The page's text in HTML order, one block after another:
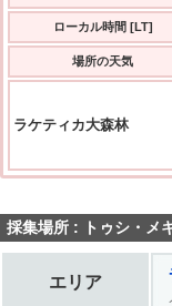
ローカル時間 [LT]
場所の天気
ラケティカ大森林
採集場所 : トゥシ・メ
エリア